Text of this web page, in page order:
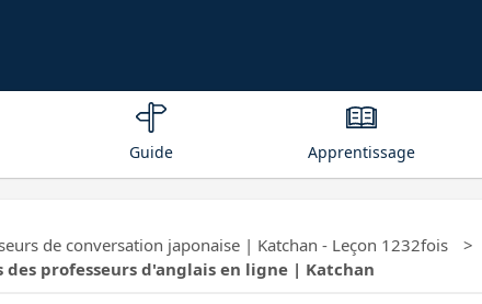
Guide Apprentissage
de conversation japonaise | Katchan - Leçon 1232fois
professeurs d'anglais en ligne | Katchan